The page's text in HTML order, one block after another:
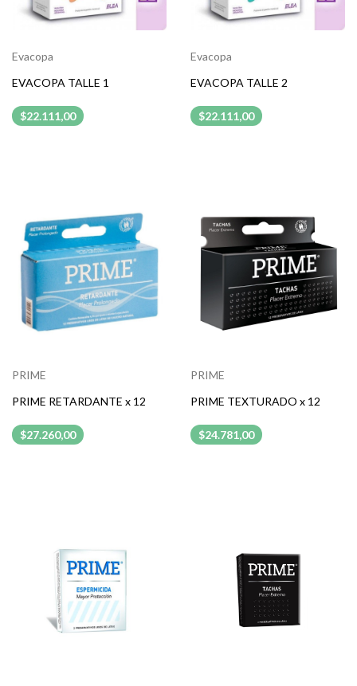
Evacopa
EVACOPA TALLE 1
$22.111,00
Evacopa
EVACOPA TALLE 2
$22.111,00
PRIME
PRIME RETARDANTE x 12
$27.260,00
PRIME
PRIME TEXTURADO x 12
$24.781,00